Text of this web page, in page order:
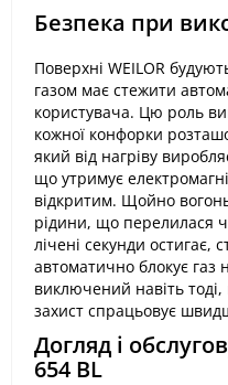
Безпека при
Поверхні WEILOR
газом має стежити
користувача. Цю роль
кожної конфорки
який від нагріву
що утримує
відкритим. Щойно
рідини, що перелилася
лічені секунди остигає,
автоматично блокує газ
виключений навіть
захист спрацьовує
Догляд і
654 BL